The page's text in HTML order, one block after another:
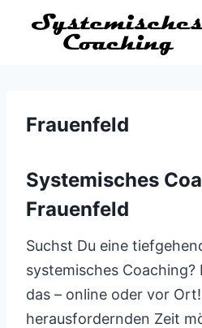
Inhalt
Frauenfeld
Systemisches
Frauenfeld
Suchst Du eine
systemisches Coaching?
das – online oder vor
herausfordernden Zeit